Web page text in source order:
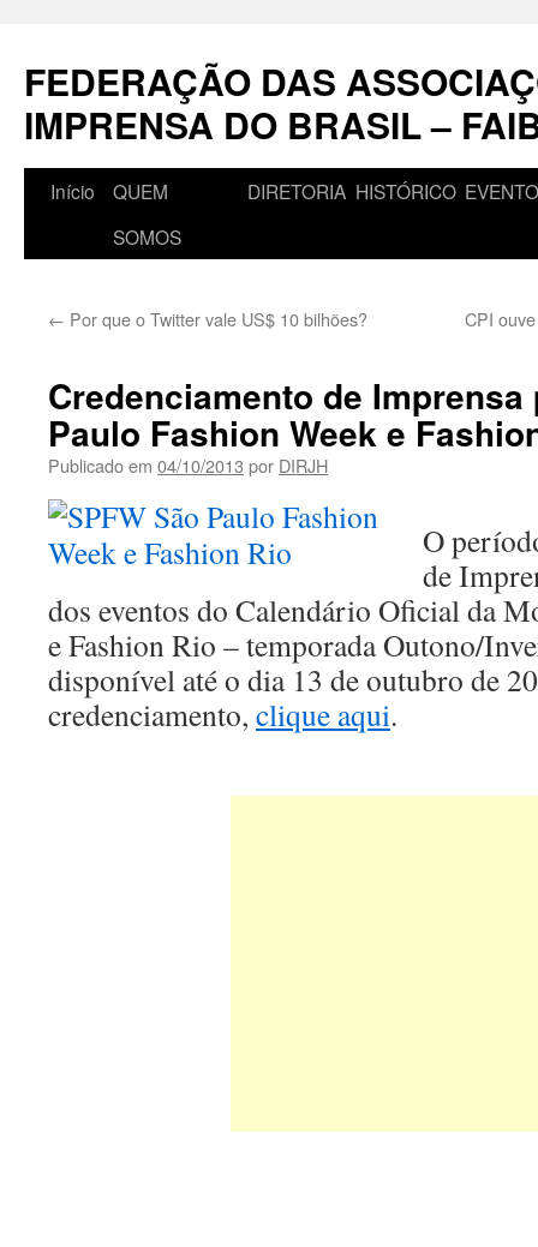
conteúdo
FEDERAÇÃO DAS
IMPRENSA DO BRASIL –
Início
QUEM
SOMOS
DIRETORIA HISTÓRICO
← Por que o Twitter vale US$ 10 bilhões? CPI
Credenciamento de Imprensa
Paulo Fashion Week e
Publicado em 04/10/2013 por DIRJH
O
de
dos eventos do Calendário Oficial da
e Fashion Rio – temporada Outono/
disponível até o dia 13 de outubro de
credenciamento, clique aqui.